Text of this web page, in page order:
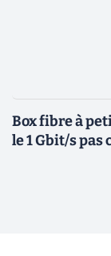
Box fibre à
le 1 Gbit/s pas